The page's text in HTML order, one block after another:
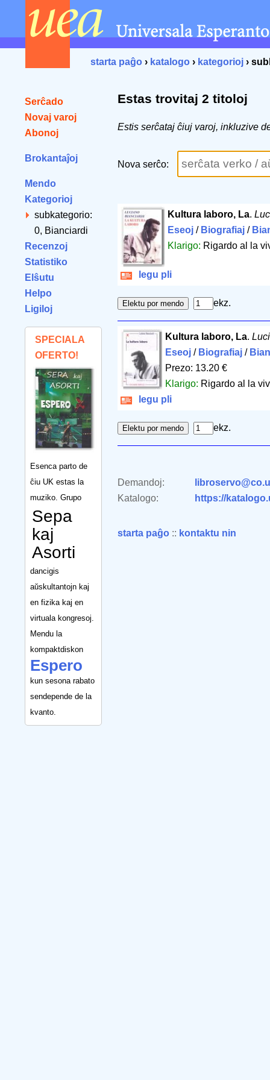
starta paĝo › katalogo › kategorioj ›
Serĉado
Novaj varoj
Abonoj
Brokantaĵoj
Mendo
Kategorioj
subkategorio:
0, Bianciardi
Recenzoj
Statistiko
Elŝutu
Helpo
Ligiloj
SPECIALA
OFERTO!
Esenca parto de
ĉiu UK estas la
muziko. Grupo
Sepa
kaj
Asorti
dancigis
aŭskultantojn kaj
en fizika kaj en
virtuala kongresoj.
Mendu la
kompaktdiskon
Espero
kun sesona rabato
sendepende de la
kvanto.
Estas trovitaj 2 titoloj
Estis serĉataj ĉiuj varoj, inkluzive
Nova serĉo:
Kultura laboro, La.
Eseoj/ Biografiaj/
Klarigo: Rigardo al la
legu pli
ekz.
Kultura laboro, La.
Eseoj / Biografiaj /
Prezo: 13.20 €
Klarigo: Rigardo al la
legu pli
ekz.
Demandoj:
Katalogo:
https://
starta paĝo :: kontaktu nin